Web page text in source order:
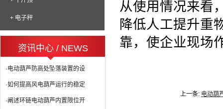
+ 电子秤
资讯中心 / NEWS
·电动葫芦防高处坠落装置的设
·如何提高风电葫芦运行的稳定
·阐述环链电动葫芦内置限位开
从使用情况来看
降低人工提升重
靠，使企业现场
上一条: 电动葫